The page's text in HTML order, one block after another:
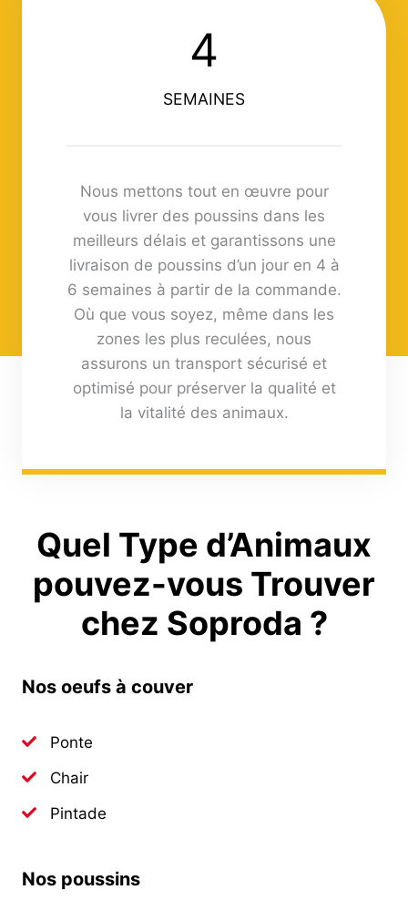
4
SEMAINES
Nous mettons tout en œuvre pour
vous livrer des poussins dans les
meilleurs délais et garantissons une
livraison de poussins d’un jour en 4 à
6 semaines à partir de la commande.
Où que vous soyez, même dans les
zones les plus reculées, nous
assurons un transport sécurisé et
optimisé pour préserver la qualité et
la vitalité des animaux.
Quel Type d’Animaux
pouvez-vous Trouver
chez Soproda ?
Nos oeufs à couver
Ponte
Chair
Pintade
Nos poussins